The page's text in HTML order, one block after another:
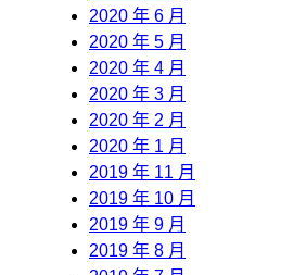
2020 年 6 月
2020 年 5 月
2020 年 4 月
2020 年 3 月
2020 年 2 月
2020 年 1 月
2019 年 11 月
2019 年 10 月
2019 年 9 月
2019 年 8 月